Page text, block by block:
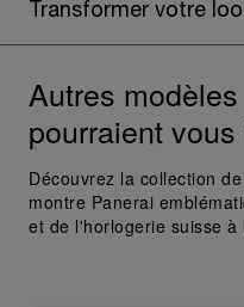
Transformer votre
Autres modèles
pourraient
Découvrez la collection
montre Panerai
et de l'horlogerie suisse à
En cliquant sur «